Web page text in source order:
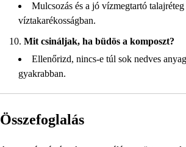
Mulcsozás és a jó vízmegtartó talajréteg
víztakarékosságban.
Mit csináljak, ha büdös a komposzt?
Ellenőrizd, nincs-e túl sok nedves
gyakrabban.
Összefoglalás